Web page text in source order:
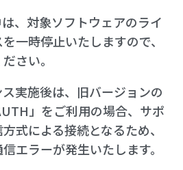
一時停止いたしますので、
さい。
」をご利用の場合、サポ
式による接続となるため、
エラーが発生いたします。